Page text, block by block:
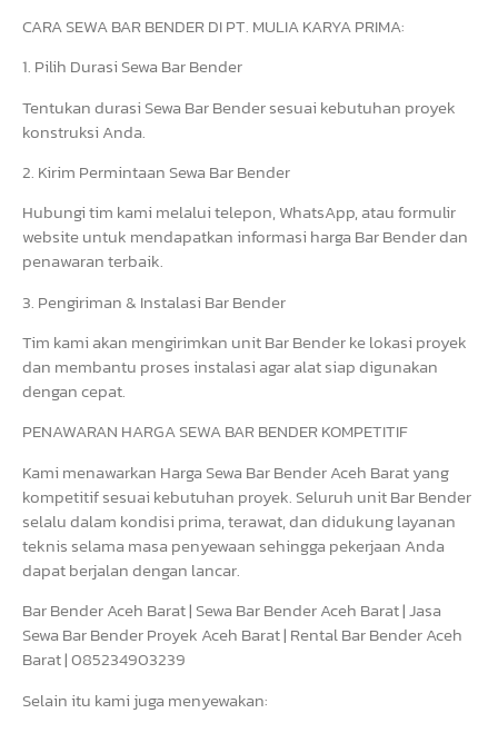
CARA SEWA BAR BENDER DI PT. MULIA KARYA PRIMA:
1. Pilih Durasi Sewa Bar Bender
Tentukan durasi Sewa Bar Bender sesuai kebutuhan proyek
konstruksi Anda.
2. Kirim Permintaan Sewa Bar Bender
Hubungi tim kami melalui telepon, WhatsApp, atau formulir
website untuk mendapatkan informasi harga Bar Bender dan
penawaran terbaik.
3. Pengiriman & Instalasi Bar Bender
Tim kami akan mengirimkan unit Bar Bender ke lokasi proyek
dan membantu proses instalasi agar alat siap digunakan
dengan cepat.
PENAWARAN HARGA SEWA BAR BENDER KOMPETITIF
Kami menawarkan Harga Sewa Bar Bender Aceh Barat yang
kompetitif sesuai kebutuhan proyek. Seluruh unit Bar Bender
selalu dalam kondisi prima, terawat, dan didukung layanan
teknis selama masa penyewaan sehingga pekerjaan Anda
dapat berjalan dengan lancar.
Bar Bender Aceh Barat | Sewa Bar Bender Aceh Barat | Jasa
Sewa Bar Bender Proyek Aceh Barat | Rental Bar Bender Aceh
Barat | 085234903239
Selain itu kami juga menyewakan: